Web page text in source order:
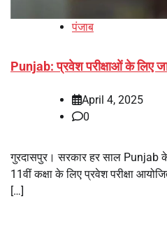
पंजाब
Punjab: प्रवेश परीक्षाओं के लिए
April 4, 2025
0
गुरदासपुर। सरकार हर साल Punjab
11वीं कक्षा के लिए प्रवेश परीक्षा
[…]